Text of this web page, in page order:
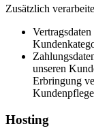
Zusätzlich
unseren
Erbringung
Hosting